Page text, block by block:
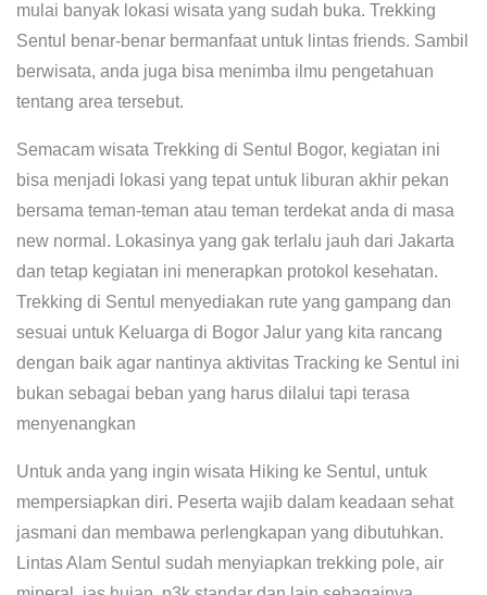
mulai banyak lokasi wisata yang sudah buka. Trekking
Sentul benar-benar bermanfaat untuk lintas friends. Sambil
berwisata, anda juga bisa menimba ilmu pengetahuan
tentang area tersebut.
Semacam wisata Trekking di Sentul Bogor, kegiatan ini
bisa menjadi lokasi yang tepat untuk liburan akhir pekan
bersama teman-teman atau teman terdekat anda di masa
new normal. Lokasinya yang gak terlalu jauh dari Jakarta
dan tetap kegiatan ini menerapkan protokol kesehatan.
Trekking di Sentul menyediakan rute yang gampang dan
sesuai untuk Keluarga di Bogor Jalur yang kita rancang
dengan baik agar nantinya aktivitas Tracking ke Sentul ini
bukan sebagai beban yang harus dilalui tapi terasa
menyenangkan
Untuk anda yang ingin wisata Hiking ke Sentul, untuk
mempersiapkan diri. Peserta wajib dalam keadaan sehat
jasmani dan membawa perlengkapan yang dibutuhkan.
Lintas Alam Sentul sudah menyiapkan trekking pole, air